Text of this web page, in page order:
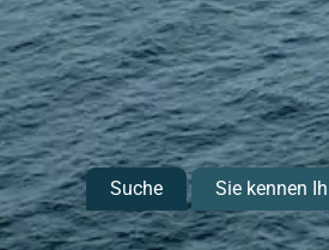
Suche Sie kennen